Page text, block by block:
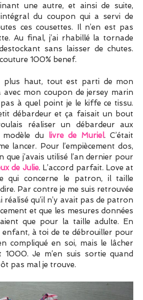
une autre, et ainsi de suite,
intégral du coupon qui a servi de
ces cousettes. Il n’en est pas
Au final, j’ai rhabillé la tornade
sans laisser de chutes.
100% benef.
plus haut, tout est parti de mon
avec mon coupon de jersey marin
pas à quel point je le kiffe ce tissu.
débardeur et ça faisait un bout
réaliser un débardeur aux
modèle du livre de Muriel. C’était
lancer. Pour l’empiècement dos,
que j’avais utilisé l’an dernier pour
de Julie. L’accord parfait. Love at
concerne le patron, il taille
Par contre je me suis retrouvée
réalisé qu’il n’y avait pas de patron
et que les mesures données
que pour la taille adulte. En
à toi de te débrouiller pour
compliqué en soi, mais le lâcher
Je m’en suis sortie quand
pas mal je trouve.